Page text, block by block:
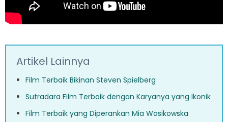
Artikel Lainnya
Film Terbaik Bikinan Steven Spielberg
Sutradara Film Terbaik dengan Karyanya yang Ikonik
Film Terbaik yang Diperankan Mia Wasikowska